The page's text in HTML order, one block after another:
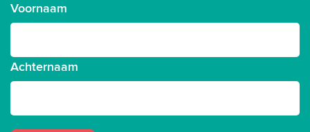
Voornaam
Achternaam